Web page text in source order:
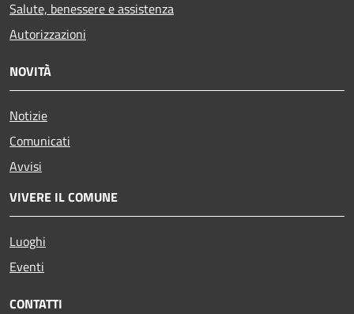
Salute, benessere e assistenza
Autorizzazioni
NOVITÀ
Notizie
Comunicati
Avvisi
VIVERE IL COMUNE
Luoghi
Eventi
CONTATTI